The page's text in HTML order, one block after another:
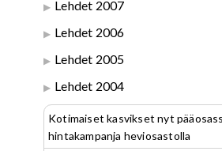
Lehdet 2007
Lehdet 2006
Lehdet 2005
Lehdet 2004
Kotimaiset kasvikset nyt
hintakampanja heviosastolla